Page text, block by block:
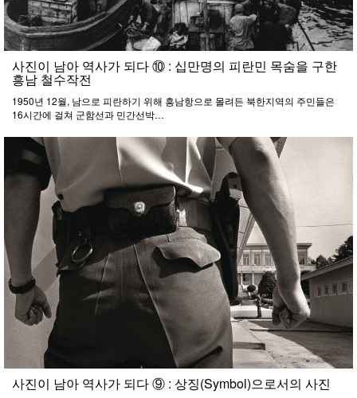
사진이 남아 역사가 되다 ⑩ : 십만명의 피란민 목숨을 구한
흥남 철수작전
1950년 12월, 남으로 피란하기 위해 흥남항으로 몰려든 북한지역의 주민들은
16시간에 걸쳐 군함선과 민간선박…
사진이 남아 역사가 되다 ⑨ : 상징(Symbol)으로서의 사진